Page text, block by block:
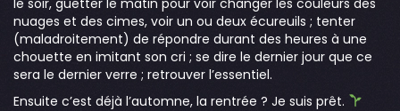
le soir, guetter le matin pour voir changer les couleurs des
nuages et des cimes, voir un ou deux écureuils ; tenter
(maladroitement) de répondre durant des heures à une
chouette en imitant son cri ; se dire le dernier jour que ce
sera le dernier verre ; retrouver l’essentiel.
Ensuite c’est déjà l’automne, la rentrée ? Je suis prêt.